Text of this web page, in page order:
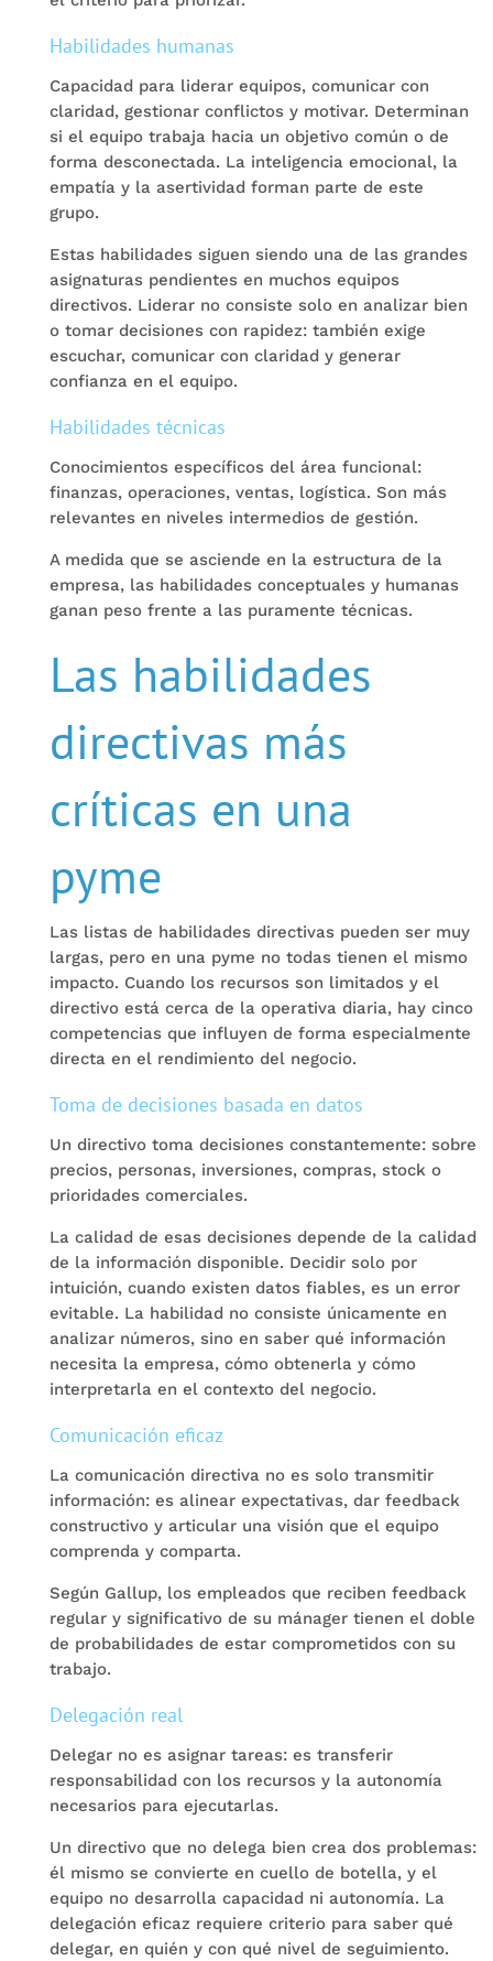
Habilidades humanas
Capacidad para liderar equipos, comunicar con
claridad, gestionar conflictos y motivar. Determinan
si el equipo trabaja hacia un objetivo común o de
forma desconectada. La inteligencia emocional, la
empatía y la asertividad forman parte de este
grupo.
Estas habilidades siguen siendo una de las grandes
asignaturas pendientes en muchos equipos
directivos. Liderar no consiste solo en analizar bien
o tomar decisiones con rapidez: también exige
escuchar, comunicar con claridad y generar
confianza en el equipo.
Habilidades técnicas
Conocimientos específicos del área funcional:
finanzas, operaciones, ventas, logística. Son más
relevantes en niveles intermedios de gestión.
A medida que se asciende en la estructura de la
empresa, las habilidades conceptuales y humanas
ganan peso frente a las puramente técnicas.
Las habilidades
directivas más
críticas en una
pyme
Las listas de habilidades directivas pueden ser muy
largas, pero en una pyme no todas tienen el mismo
impacto. Cuando los recursos son limitados y el
directivo está cerca de la operativa diaria, hay cinco
competencias que influyen de forma especialmente
directa en el rendimiento del negocio.
Toma de decisiones basada en datos
Un directivo toma decisiones constantemente: sobre
precios, personas, inversiones, compras, stock o
prioridades comerciales.
La calidad de esas decisiones depende de la calidad
de la información disponible. Decidir solo por
intuición, cuando existen datos fiables, es un error
evitable. La habilidad no consiste únicamente en
analizar números, sino en saber qué información
necesita la empresa, cómo obtenerla y cómo
interpretarla en el contexto del negocio.
Comunicación eficaz
La comunicación directiva no es solo transmitir
información: es alinear expectativas, dar feedback
constructivo y articular una visión que el equipo
comprenda y comparta.
Según Gallup, los empleados que reciben feedback
regular y significativo de su mánager tienen el doble
de probabilidades de estar comprometidos con su
trabajo.
Delegación real
Delegar no es asignar tareas: es transferir
responsabilidad con los recursos y la autonomía
necesarios para ejecutarlas.
Un directivo que no delega bien crea dos problemas:
él mismo se convierte en cuello de botella, y el
equipo no desarrolla capacidad ni autonomía. La
delegación eficaz requiere criterio para saber qué
delegar, en quién y con qué nivel de seguimiento.